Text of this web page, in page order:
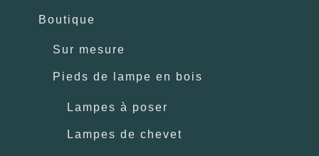
Boutique
Sur mesure
Pieds de lampe en bois
Lampes à poser
Lampes de chevet